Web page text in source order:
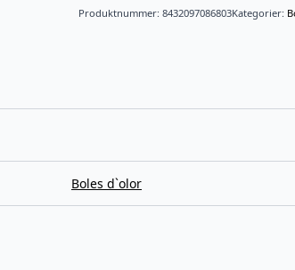
Produktnummer: 8432097086803Kategorier:
Boles d`olor